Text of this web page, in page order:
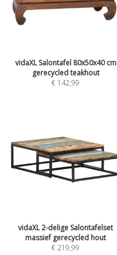
vidaXL Salontafel 80x50x40 cm
gerecycled teakhout
€ 142,99
vidaXL 2-delige Salontafelset
massief gerecycled hout
€219,99